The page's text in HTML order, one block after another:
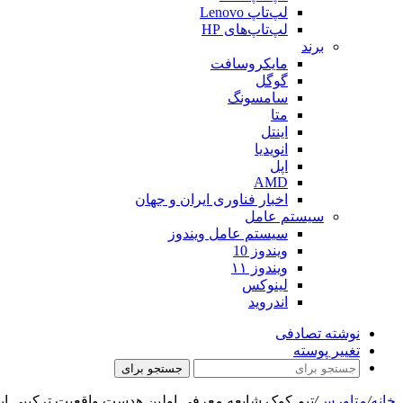
لپ‌تاپ Lenovo
لپ‌تاپ‌های HP
برند
مایکروسافت
گوگل
سامسونگ
متا
اینتل
انویدیا
اپل
AMD
اخبار فناوری ایران و جهان
سیستم عامل
سیستم عامل ویندوز
ویندوز 10
ویندوز ۱۱
لینوکس
اندروید
نوشته تصادفی
تغییر پوسته
جستجو برای